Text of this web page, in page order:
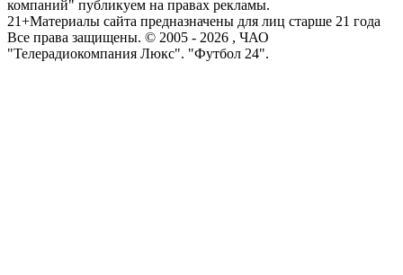
компаний" публикуем на правах рекламы.
21+Материалы сайта предназначены для лиц старше 21 года
Все права защищены. © 2005 - 2026 , ЧАО
"Телерадиокомпания Люкс". "Футбол 24".